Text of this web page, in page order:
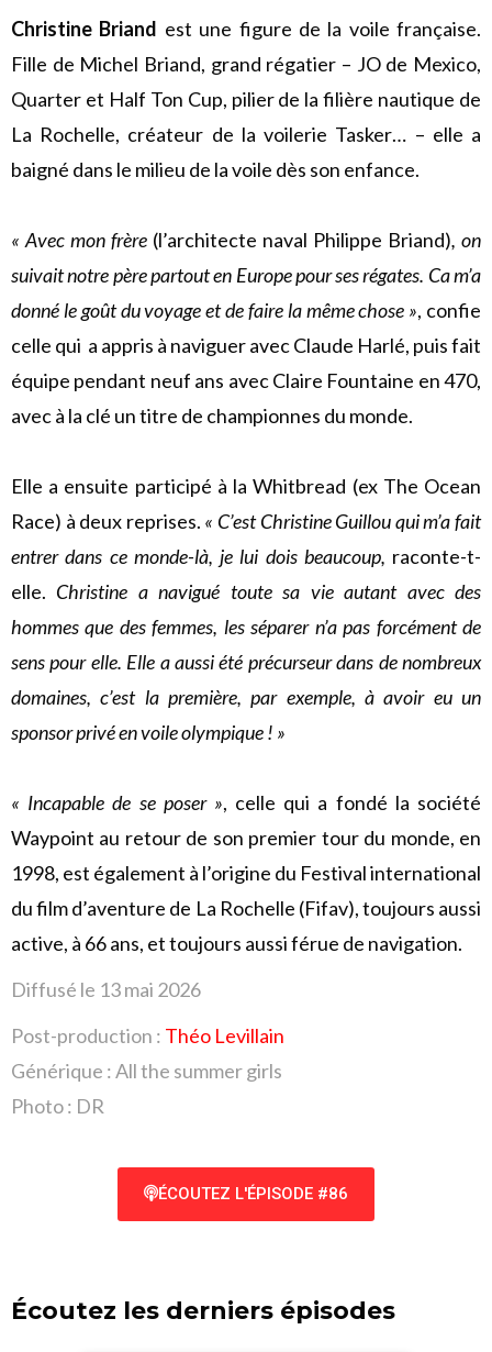
Christine Briand est une figure de la voile française.
Fille de Michel Briand, grand régatier – JO de Mexico,
Quarter et Half Ton Cup, pilier de la filière nautique de
La Rochelle, créateur de la voilerie Tasker… – elle a
baigné dans le milieu de la voile dès son enfance.
« Avec mon frère (l’architecte naval Philippe Briand), on
suivait notre père partout en Europe pour ses régates. Ca m’a
donné le goût du voyage et de faire la même chose », confie
celle qui a appris à naviguer avec Claude Harlé, puis fait
équipe pendant neuf ans avec Claire Fountaine en 470,
avec à la clé un titre de championnes du monde.
Elle a ensuite participé à la Whitbread (ex The Ocean
Race) à deux reprises. « C’est Christine Guillou qui m’a fait
entrer dans ce monde-là, je lui dois beaucoup, raconte-t-
elle. Christine a navigué toute sa vie autant avec des
hommes que des femmes, les séparer n’a pas forcément de
sens pour elle. Elle a aussi été précurseur dans de nombreux
domaines, c’est la première, par exemple, à avoir eu un
sponsor privé en voile olympique ! »
« Incapable de se poser », celle qui a fondé la société
Waypoint au retour de son premier tour du monde, en
1998, est également à l’origine du Festival international
du film d’aventure de La Rochelle (Fifav), toujours aussi
active, à 66 ans, et toujours aussi férue de navigation.
Diffusé le 13 mai 2026
Post-production : Théo Levillain
Générique : All the summer girls
Photo : DR
ÉCOUTEZ L'ÉPISODE #86
Écoutez les derniers épisodes